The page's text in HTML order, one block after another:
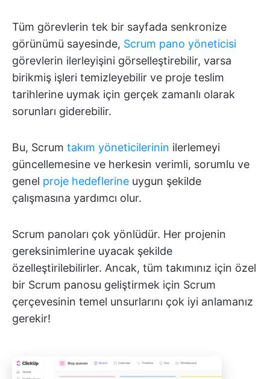
Tüm görevlerin tek bir sayfada senkronize
görünümü sayesinde, Scrum pano yöneticisi
görevlerin ilerleyişini görselleştirebilir, varsa
birikmiş işleri temizleyebilir ve proje teslim
tarihlerine uymak için gerçek zamanlı olarak
sorunları giderebilir.
Bu, Scrum takım yöneticilerinin ilerlemeyi
güncellemesine ve herkesin verimli, sorumlu ve
genel proje hedeflerine uygun şekilde
çalışmasına yardımcı olur.
Scrum panoları çok yönlüdür. Her projenin
gereksinimlerine uyacak şekilde
özelleştirilebilirler. Ancak, tüm takımınız için özel
bir Scrum panosu geliştirmek için Scrum
çerçevesinin temel unsurlarını çok iyi anlamanız
gerekir!